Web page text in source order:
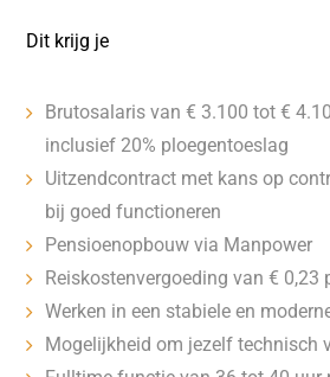
Dit krijg je
Brutosalaris van € 3.100 tot €
inclusief 20% ploegentoeslag
Uitzendcontract met kans op
bij goed functioneren
Pensioenopbouw via Manpower
Reiskostenvergoeding van € 0,23
Werken in een stabiele en
Mogelijkheid om jezelf technisch